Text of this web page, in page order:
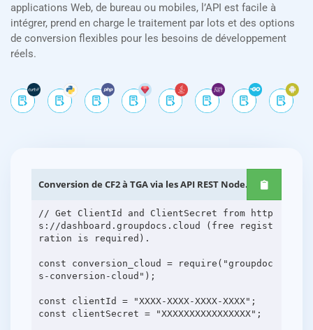
applications Web, de bureau ou mobiles, l’API est facile à
intégrer, prend en charge le traitement par lots et des options
de conversion flexibles pour les besoins de développement
réels.
Conversion de CF2 à TGA via les API REST Node.js
// Get ClientId and ClientSecret from http
s://dashboard.groupdocs.cloud (free regist
ration is required).
const conversion_cloud = require("groupdoc
s-conversion-cloud");
const clientId = "XXXX-XXXX-XXXX-XXXX";
const clientSecret = "XXXXXXXXXXXXXXXX";